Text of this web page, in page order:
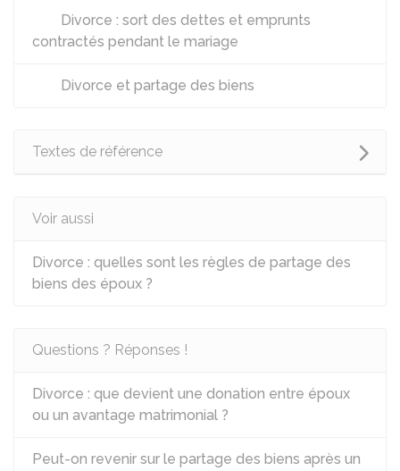
Divorce : sort des dettes et emprunts
contractés pendant le mariage
Divorce et partage des biens
Textes de référence
Voir aussi
Divorce : quelles sont les règles de partage des
biens des époux ?
Questions ? Réponses !
Divorce : que devient une donation entre époux
ou un avantage matrimonial ?
Peut-on revenir sur le partage des biens après un